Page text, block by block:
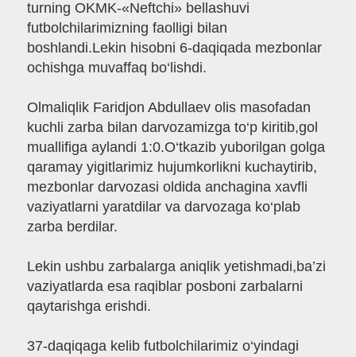
turning OKMK-«Neftchi» bellashuvi
futbolchilarimizning faolligi bilan
boshlandi.Lekin hisobni 6-daqiqada mezbonlar
ochishga muvaffaq bo‘lishdi.
Olmaliqlik Faridjon Abdullaev olis masofadan
kuchli zarba bilan darvozamizga to‘p kiritib,gol
muallifiga aylandi 1:0.O‘tkazib yuborilgan golga
qaramay yigitlarimiz hujumkorlikni kuchaytirib,
mezbonlar darvozasi oldida anchagina xavfli
vaziyatlarni yaratdilar va darvozaga ko‘plab
zarba berdilar.
Lekin ushbu zarbalarga aniqlik yetishmadi,ba’zi
vaziyatlarda esa raqiblar posboni zarbalarni
qaytarishga erishdi.
37-daqiqaga kelib futbolchilarimiz o‘yindagi